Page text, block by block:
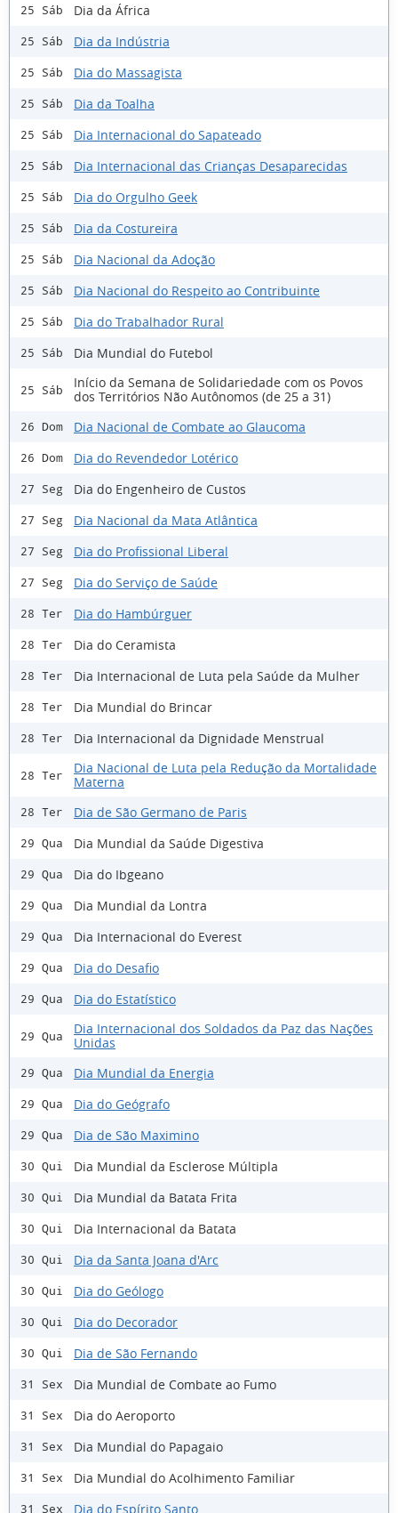
25 Sáb Dia da África
25 Sáb Dia da Indústria
25 Sáb Dia do Massagista
25 Sáb Dia da Toalha
25 Sáb Dia Internacional do Sapateado
25 Sáb Dia Internacional das Crianças Desaparecidas
25 Sáb Dia do Orgulho Geek
25 Sáb Dia da Costureira
25 Sáb Dia Nacional da Adoção
25 Sáb Dia Nacional do Respeito ao Contribuinte
25 Sáb Dia do Trabalhador Rural
25 Sáb Dia Mundial do Futebol
25 Sáb
Início da Semana de Solidariedade com os Povos
dos Territórios Não Autônomos (de 25 a 31)
26 Dom Dia Nacional de Combate ao Glaucoma
26 Dom Dia do Revendedor Lotérico
27 Seg Dia do Engenheiro de Custos
27 Seg Dia Nacional da Mata Atlântica
27 Seg Dia do Profissional Liberal
27 Seg Dia do Serviço de Saúde
28 Ter Dia do Hambúrguer
28 Ter Dia do Ceramista
28 Ter Dia Internacional de Luta pela Saúde da Mulher
28 Ter Dia Mundial do Brincar
28 Ter Dia Internacional da Dignidade Menstrual
28 Ter
Dia Nacional de Luta pela Redução da Mortalidade
Materna
28 Ter Dia de São Germano de Paris
29 Qua Dia Mundial da Saúde Digestiva
29 Qua Dia do Ibgeano
29 Qua Dia Mundial da Lontra
29 Qua Dia Internacional do Everest
29 Qua Dia do Desafio
29 Qua Dia do Estatístico
29 Qua
Dia Internacional dos Soldados da Paz das Nações
Unidas
29 Qua Dia Mundial da Energia
29 Qua Dia do Geógrafo
29 Qua Dia de São Maximino
30 Qui Dia Mundial da Esclerose Múltipla
30 Qui Dia Mundial da Batata Frita
30 Qui Dia Internacional da Batata
30 Qui Dia da Santa Joana d'Arc
30 Qui Dia do Geólogo
30 Qui Dia do Decorador
30 Qui Dia de São Fernando
31 Sex Dia Mundial de Combate ao Fumo
31 Sex Dia do Aeroporto
31 Sex Dia Mundial do Papagaio
31 Sex Dia Mundial do Acolhimento Familiar
31 Sex Dia do Espírito Santo